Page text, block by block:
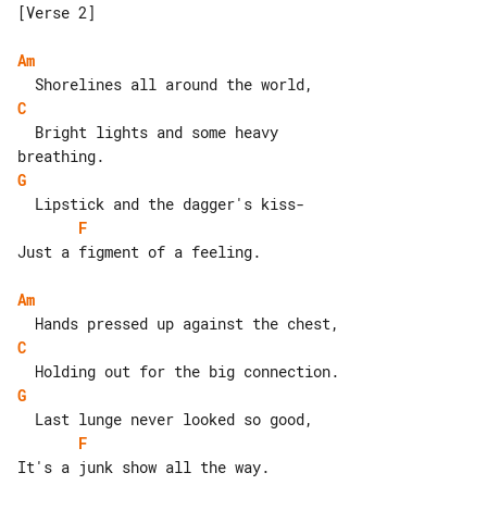
[Verse 2]
Am
C
G
F
Just a figment of a feeling.
Am
C
G
F
It's a junk show all the way.